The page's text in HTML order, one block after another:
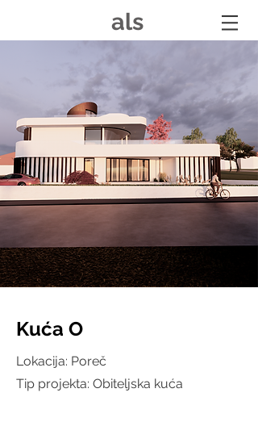
als
Kuća O
Lokacija: Poreč
Tip projekta: Obiteljska kuća